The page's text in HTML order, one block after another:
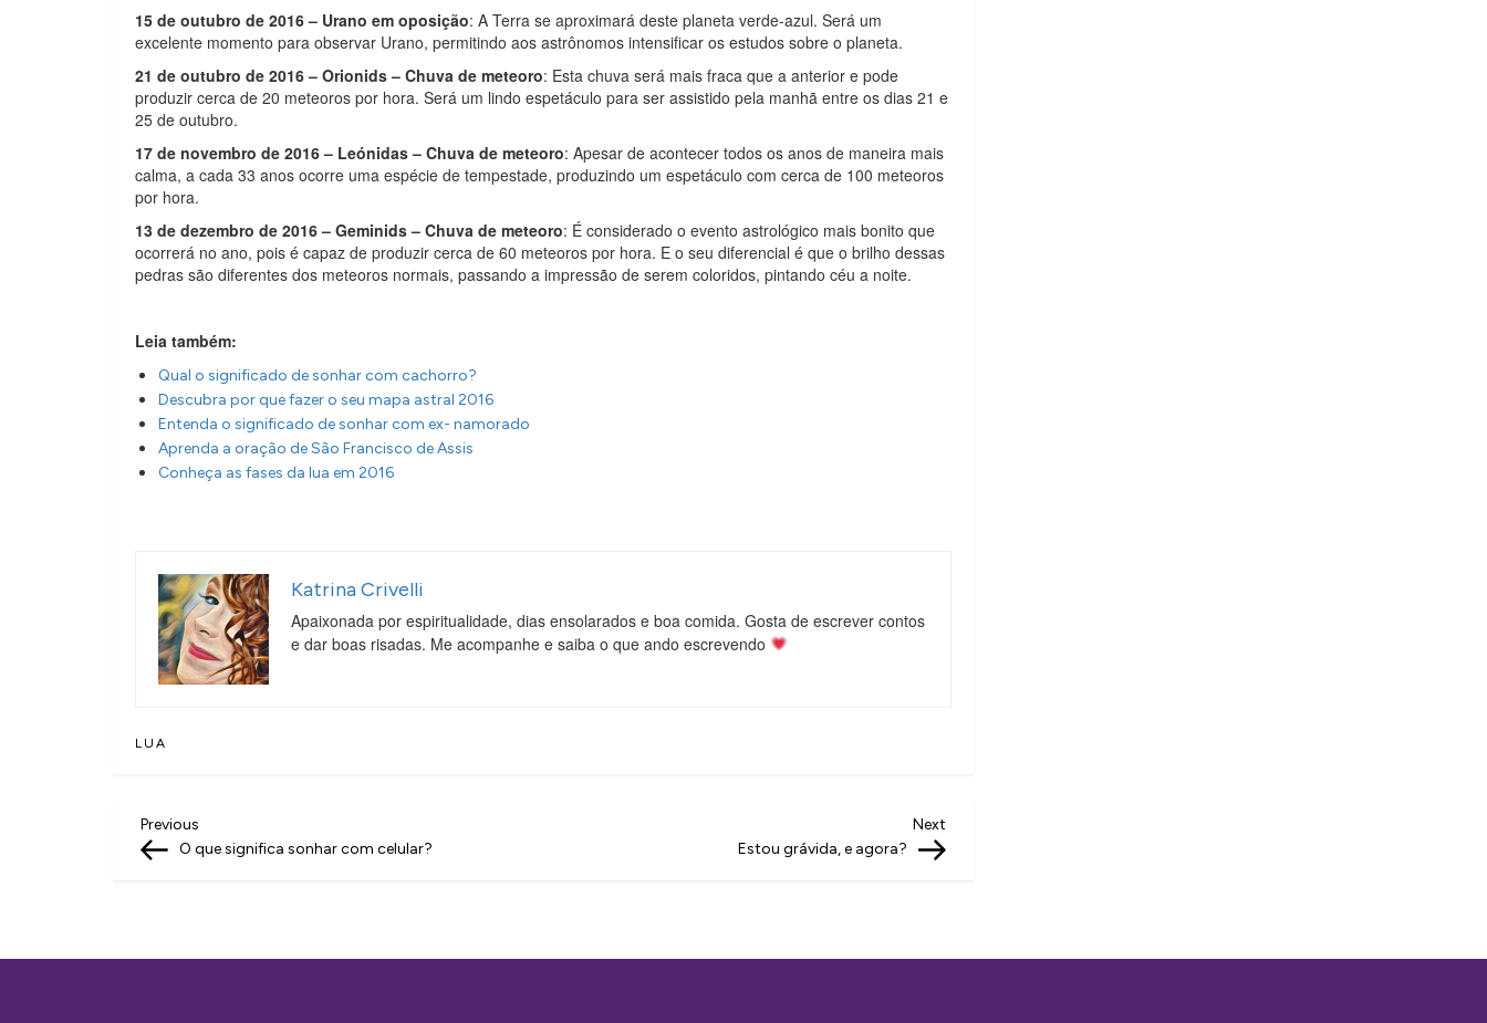
15 de outubro de 2016 – Urano em oposição: A Terra se aproximará deste planeta verde-azul. Será um
excelente momento para observar Urano, permitindo aos astrônomos intensificar os estudos sobre o planeta.
21 de outubro de 2016 – Orionids – Chuva de meteoro: Esta chuva será mais fraca que a anterior e pode
produzir cerca de 20 meteoros por hora. Será um lindo espetáculo para ser assistido pela manhã entre os dias 21 e
25 de outubro.
17 de novembro de 2016 – Leónidas – Chuva de meteoro: Apesar de acontecer todos os anos de maneira mais
calma, a cada 33 anos ocorre uma espécie de tempestade, produzindo um espetáculo com cerca de 100 meteoros
por hora.
13 de dezembro de 2016 – Geminids – Chuva de meteoro: É considerado o evento astrológico mais bonito que
ocorrerá no ano, pois é capaz de produzir cerca de 60 meteoros por hora. E o seu diferencial é que o brilho dessas
pedras são diferentes dos meteoros normais, passando a impressão de serem coloridos, pintando céu a noite.
Leia também:
Qual o significado de sonhar com cachorro?
Descubra por que fazer o seu mapa astral 2016
Entenda o significado de sonhar com ex- namorado
Aprenda a oração de São Francisco de Assis
Conheça as fases da lua em 2016
Katrina Crivelli
Apaixonada por espiritualidade, dias ensolarados e boa comida. Gosta de escrever contos
e dar boas risadas. Me acompanhe e saiba o que ando escrevendo
LUA
N
a
Previous
Post
Previous
O que significa sonhar com celular?
Post
Next
Estou grávida, e agora?